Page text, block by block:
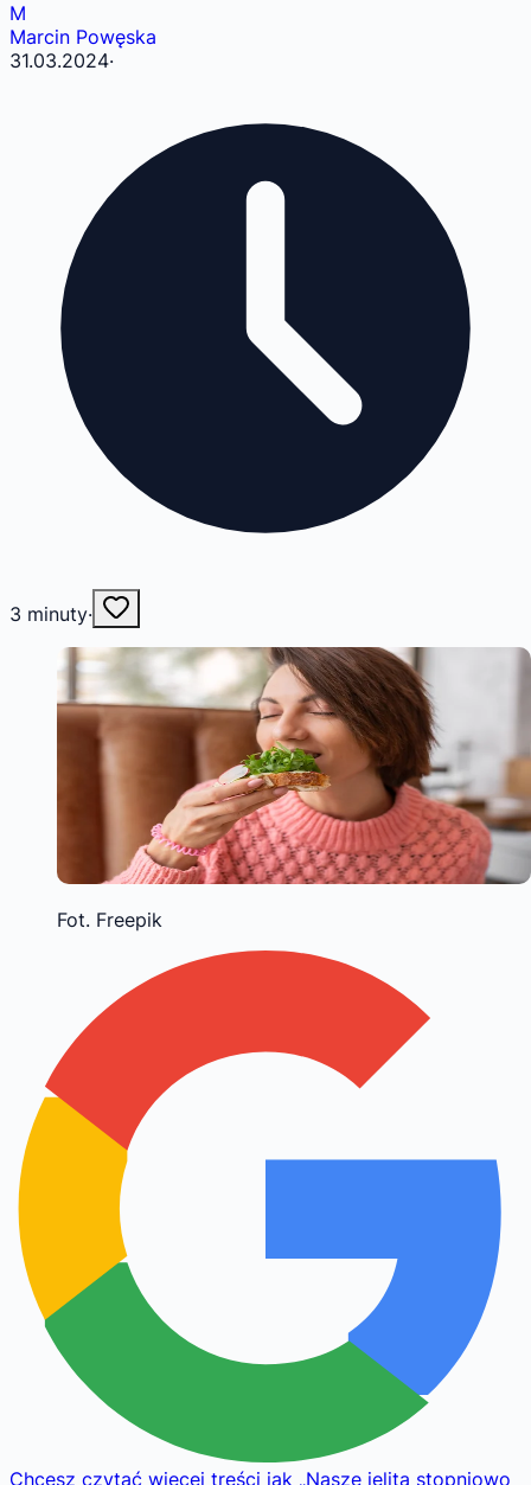
M
Marcin Powęska
31.03.2024·
3 minuty·
Fot. Freepik
Chcesz czytać więcej treści jak „Nasze jelita stopniowo